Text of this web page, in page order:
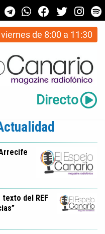
de 8:00 a 11:30
Directo
del REF